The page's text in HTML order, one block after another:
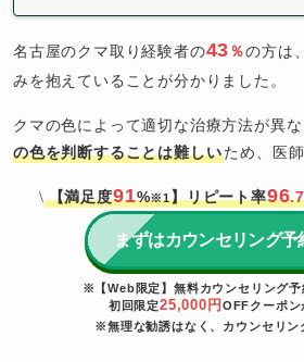
名古屋のクマ取り経験者の43％の方は
みを抱えていることが分かりました。
クマの色によって適切な治療方法が異な
の色を判断することは難しいため、医
\ 【満足度91%※1】リピート率96
まずはカウンセリング予
※【Web限定】無料カウンセリング予
初回限定25,000円 OFFクーポン
※無理な勧誘はなく、カウンセリン